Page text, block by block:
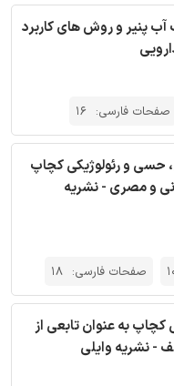
آب پنیر و روش های کاربرد
صفحات فارسی: 16
حسی و رئولوژیکی کچاپ
و مصری - نشریه
صفحات فارسی: 18
کچاپ به عنوان تابعی از
- نشریه وایلی